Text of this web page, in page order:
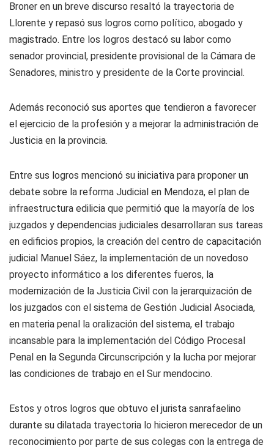
Broner en un breve discurso resaltó la trayectoria de
Llorente y repasó sus logros como político, abogado y
magistrado. Entre los logros destacó su labor como
senador provincial, presidente provisional de la Cámara de
Senadores, ministro y presidente de la Corte provincial.
Además reconoció sus aportes que tendieron a favorecer
el ejercicio de la profesión y a mejorar la administración de
Justicia en la provincia.
Entre sus logros mencionó su iniciativa para proponer un
debate sobre la reforma Judicial en Mendoza, el plan de
infraestructura edilicia que permitió que la mayoría de los
juzgados y dependencias judiciales desarrollaran sus tareas
en edificios propios, la creación del centro de capacitación
judicial Manuel Sáez, la implementación de un novedoso
proyecto informático a los diferentes fueros, la
modernización de la Justicia Civil con la jerarquización de
los juzgados con el sistema de Gestión Judicial Asociada,
en materia penal la oralización del sistema, el trabajo
incansable para la implementación del Código Procesal
Penal en la Segunda Circunscripción y la lucha por mejorar
las condiciones de trabajo en el Sur mendocino.
Estos y otros logros que obtuvo el jurista sanrafaelino
durante su dilatada trayectoria lo hicieron merecedor de un
reconocimiento por parte de sus colegas con la entrega de